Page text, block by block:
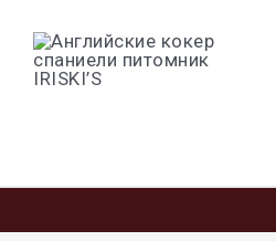
содержимому